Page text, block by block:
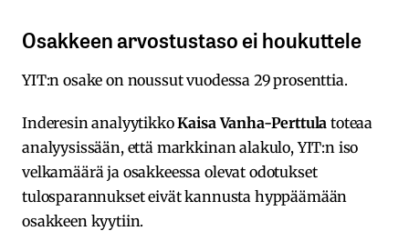
Osakkeen arvostustaso ei houkuttele
YIT:n osake on noussut vuodessa 29 prosenttia.
Inderesin analyytikkoKaisa Vanha-Perttula toteaa
analyysissään, että markkinan alakulo, YIT:n iso
velkamäärä ja osakkeessa olevat odotukset
tulosparannukset eivät kannusta hyppäämään
osakkeen kyytiin.